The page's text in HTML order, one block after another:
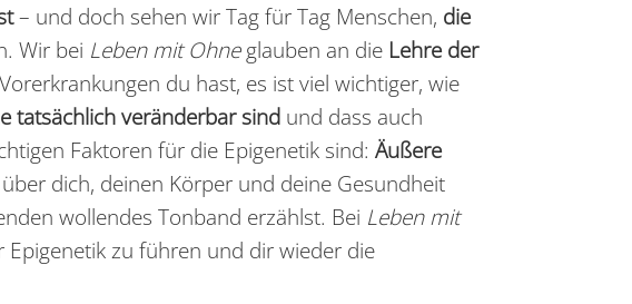
– und doch sehen wir Tag für Tag Menschen, die
Wir bei Leben mit Ohneglauben an die Lehre der
du hast, es ist viel wichtiger, wie
tatsächlich veränderbar sind und dass auch
Faktoren für die Epigenetik sind: Äußere
dich, deinen Körper und deine Gesundheit
wollendes Tonband erzählst. Bei Leben mit
zu führen und dir wieder die